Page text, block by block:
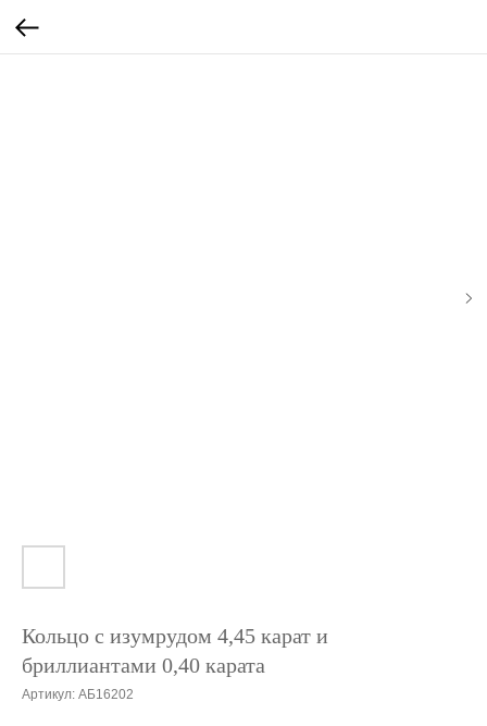
Кольцо с изумрудом 4,45 карат и
бриллиантами 0,40 карата
Артикул: АБ16202